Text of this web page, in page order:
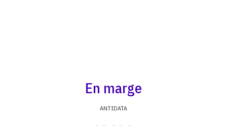
En marge
ANTIDATA